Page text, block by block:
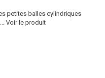
petites balles cylindriques
Voir le produit